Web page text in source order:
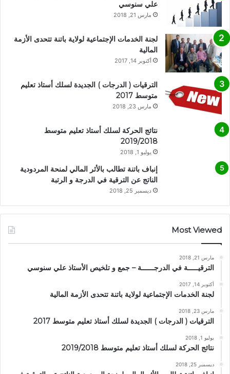
علي سنوسي
مارس 21, 2018
لجنة الخدمات الإجتماعية لولاية باتنة تتحدى الأزمة
المالية
أكتوبر 14, 2017
الترقيات ( الدرجات ) الجديدة لسلك أستاذ تعليم
متوسط 2017
مارس 23, 2018
نتائج الحركة لسلك أستاذ تعليم متوسط
2019/2018
يوليو 1, 2018
إنباف باتنة تطالب بالأثر المالي لمنحة المردودية
الناتج عن الترقية في الدرجة و الرتبة
ديسمبر 25, 2018
Most Viewed
مارس 21, 2018
الترقيـــــة في الدرجــــــة – جمع و تلخيص الأستاذ علي سنوسي
أكتوبر 14, 2017
لجنة الخدمات الإجتماعية لولاية باتنة تتحدى الأزمة المالية
مارس 23, 2018
الترقيات ( الدرجات ) الجديدة لسلك أستاذ تعليم متوسط 2017
يوليو 1, 2018
نتائج الحركة لسلك أستاذ تعليم متوسط 2019/2018
ديسمبر 25, 2018